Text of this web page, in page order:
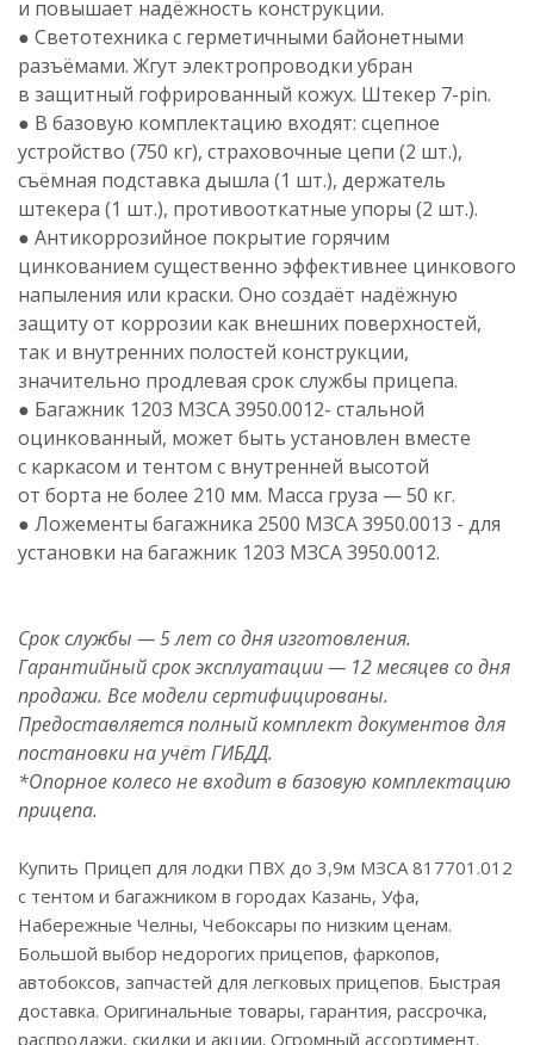
и повышает надёжность конструкции.
● Светотехника с герметичными байонетными
разъёмами. Жгут электропроводки убран
в защитный гофрированный кожух. Штекер 7-pin.
● В базовую комплектацию входят: сцепное
устройство (750 кг), страховочные цепи (2 шт.),
съёмная подставка дышла (1 шт.), держатель
штекера (1 шт.), противооткатные упоры (2 шт.).
● Антикоррозийное покрытие горячим
цинкованием существенно эффективнее цинкового
напыления или краски. Оно создаёт надёжную
защиту от коррозии как внешних поверхностей,
так и внутренних полостей конструкции,
значительно продлевая срок службы прицепа.
● Багажник 1203 МЗСА 3950.0012- стальной
оцинкованный, может быть установлен вместе
с каркасом и тентом с внутренней высотой
от борта не более 210 мм. Масса груза — 50 кг.
● Ложементы багажника 2500 МЗСА 3950.0013 - для
установки на багажник 1203 МЗСА 3950.0012.
Срок службы — 5 лет со дня изготовления.
Гарантийный срок эксплуатации — 12 месяцев со дня
продажи. Все модели сертифицированы.
Предоставляется полный комплект документов для
постановки на учёт ГИБДД.
*Опорное колесо не входит в базовую комплектацию
прицепа.
Купить Прицеп для лодки ПВХ до 3,9м МЗСА 817701.012
с тентом и багажником в городах Казань, Уфа,
Набережные Челны, Чебоксары по низким ценам.
Большой выбор недорогих прицепов, фаркопов,
автобоксов, запчастей для легковых прицепов. Быстрая
доставка. Оригинальные товары, гарантия, рассрочка,
распродажи, скидки и акции. Огромный ассортимент.